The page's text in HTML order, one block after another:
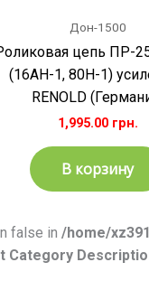
Дон-1500
цепь ПР-
(16АH-1, 80H-1)
RENOLD
1,995.00 грн.
В корзину
false in/home/